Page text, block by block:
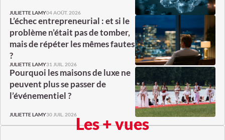
JULIETTE LAMY04 AOÛT. 2026
L’échec entrepreneurial : et si le
problème n’était pas de tomber,
mais de répéter les mêmes fautes
?
JULIETTE LAMY31 JUIL. 2026
Pourquoi les maisons de luxe ne
peuvent plus se passer de
l’événementiel ?
JULIETTE LAMY30 JUIL. 2026Les + vues